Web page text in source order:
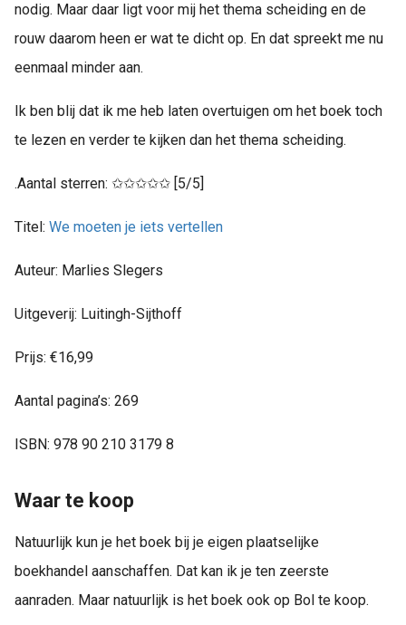
nodig. Maar daar ligt voor mij het thema scheiding en de
rouw daarom heen er wat te dicht op. En dat spreekt me nu
eenmaal minder aan.
Ik ben blij dat ik me heb laten overtuigen om het boek toch
te lezen en verder te kijken dan het thema scheiding.
.Aantal sterren: ✩✩✩✩✩ [5/5]
Titel: We moeten je iets vertellen
Auteur: Marlies Slegers
Uitgeverij: Luitingh-Sijthoff
Prijs: €16,99
Aantal pagina’s: 269
ISBN: 978 90 210 3179 8
Waar te koop
Natuurlijk kun je het boek bij je eigen plaatselijke
boekhandel aanschaffen. Dat kan ik je ten zeerste
aanraden. Maar natuurlijk is het boek ook op Bol te koop.